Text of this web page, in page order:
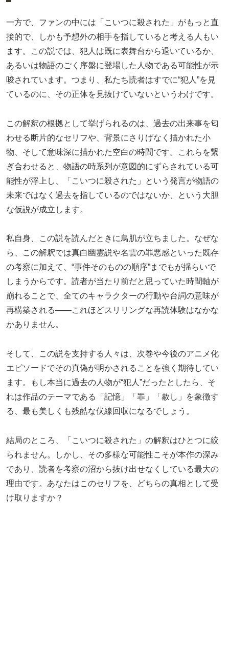
一方で、ファンの中には「こいつに殺された」がもっと直
接的で、しかも予想外の相手を指していると考える人もい
ます。この説では、犯人は既に表舞台から退いているか、
あるいは物語のごく序盤に登場した人物である可能性が示
唆されています。つまり、私たち読者はすでに“犯人”を見
ているのに、その正体を見抜けていないというわけです。
この解釈の根拠として挙げられるのは、過去の出来事を匂
わせる断片的なセリフや、背景にさりげなく描かれた小
物、そして意味深に描かれた空白の時間です。これらを繋
ぎ合わせると、物語の時系列が意図的にずらされている可
能性が浮上し、「こいつに殺された」という発言が物語の
未来ではなく過去を指しているのではないか、という大胆
な仮説が成立します。
私自身、この説を読んだときに鳥肌が立ちました。なぜな
ら、この解釈では真白幽霊説や名雲の罪悪感といった既存
の考察に加えて、“事件そのものの順序”までもが揺らいで
しまうからです。読者が当たり前だと思っていた時間軸が
崩れることで、全てのキャラクターの行動や台詞の意味が
再構築される――これほどスリリングな再読体験はなかな
かありません。
そして、この説を支持する人々は、次巻や今後のアニメ化
エピソードでその真偽が明かされることを強く期待してい
ます。もし本当に過去の人物が“犯人”だったとしたら、そ
れは作品のテーマである「記憶」「罪」「赦し」を象徴す
る、最も美しくも残酷な伏線回収になるでしょう。
結局のところ、「こいつに殺された」の解釈はひとつに絞
られません。しかし、その多様な可能性こそが本作の深み
であり、読者を考察の沼から抜け出せなくしている最大の
理由です。あなたはこのセリフを、どちらの真相として受
け取りますか？